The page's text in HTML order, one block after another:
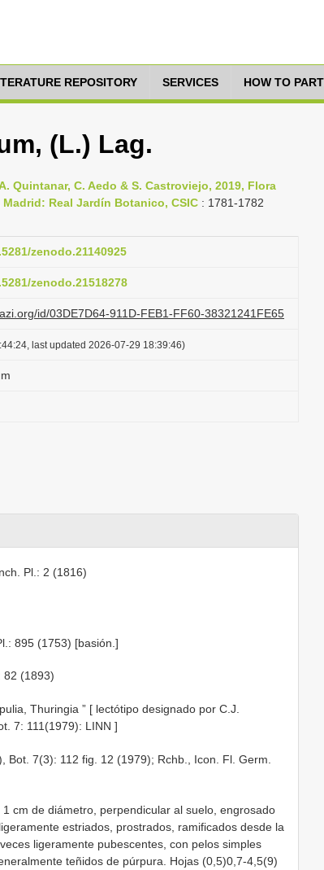
REPOSITORY SERVICES HOW TO
(L.) Lag.
Quintanar, C. Aedo & S. Castroviejo, 2019, Flora
Real Jardín Botanico, CSIC : 1781-1782
zenodo.21140925
zenodo.21518278
id/03DE7D64-911D-FEB1-FF60-38321241FE65
last updated 2026-07-29 18:39:46)
Pl.: 2 (1816)
895 (1753) [basión.]
82 (1893)
Thuringia ” [ lectótipo designado por C.J.
7: 111(1979): LINN ]
Bot. 7(3): 112 fig. 12 (1979); Rchb., Icon. Fl. Germ.
cm de diámetro, perpendicular al suelo, engrosado
estriados, prostrados, ramificados desde la
ligeramente pubescentes, con pelos simples
teñidos de púrpura. Hojas (0,5)0,7-4,5(9)